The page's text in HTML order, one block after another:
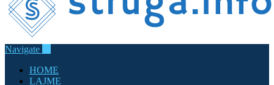
Navigate
HOME
LAJME